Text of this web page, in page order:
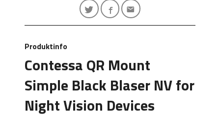
Produktinfo
Contessa QR Mount
Simple Black Blaser NV for
Night Vision Devices